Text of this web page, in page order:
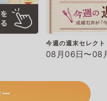
今週の週末セレクト
08月06日〜08